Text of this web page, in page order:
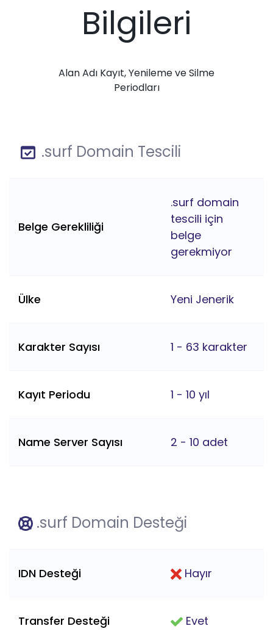
Bilgileri
Alan Adı Kayıt, Yenileme ve Silme
Periodları
.surf Domain Tescili
Belge Gerekliliği
.surf domain
tescili için
belge
gerekmiyor
Ülke Yeni Jenerik
Karakter Sayısı 1 - 63 karakter
Kayıt Periodu 1 - 10 yıl
Name Server Sayısı 2 - 10 adet
.surf Domain Desteği
IDN Desteği Hayır
Transfer Desteği Evet